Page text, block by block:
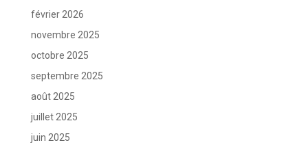
février 2026
novembre 2025
octobre 2025
septembre 2025
août 2025
juillet 2025
juin 2025